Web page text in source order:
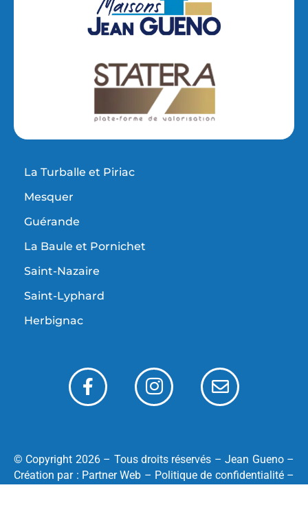
La Turballe et Piriac
Mesquer
Guérande
La Baule et Pornichet
Saint-Nazaire
Saint-Lyphard
Herbignac
© Copyright 2026 – Tous droits réservés –Jean Gueno–
Création par : Partner Web – Politique de confidentialité–